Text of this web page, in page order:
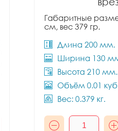
Габаритные
см, вес 379 гр.
Длина 200 мм.
Ширина 130
Высота 210 мм.
Объём 0.01
Вес: 0.379 кг.